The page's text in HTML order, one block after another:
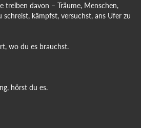
treiben davon – Träume, Menschen,
schreist, kämpfst, versuchst, ans Ufer zu
wo du es brauchst.
hörst du es.